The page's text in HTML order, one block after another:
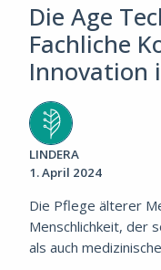
Die Age
Fachliche
Innovation
LINDERA
1. April 2024
Die Pflege älterer
Menschlichkeit, der
als auch